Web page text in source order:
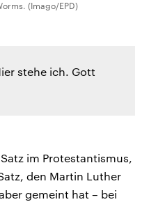
(Imago/EPD)
stehe ich. Gott
im Protestantismus,
den Martin Luther
gemeint hat – bei